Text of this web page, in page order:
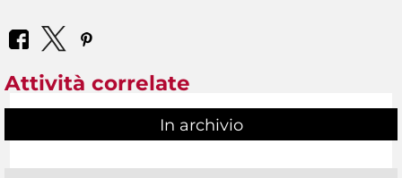
Attività correlate
In archivio